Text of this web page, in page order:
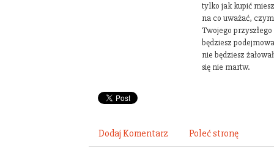
tylko jak kupić
na co uważać,
Twojego
będziesz
nie będziesz
się nie martw.
Dodaj Komentarz Poleć stronę